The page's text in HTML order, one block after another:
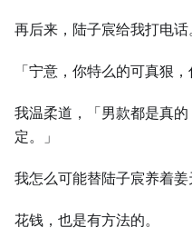
再后来，陆子宸给我打电话
「宁意，你特么的可真狠
我温柔道，「男款都是真
定。」
我怎么可能替陆子宸养着姜
花钱，也是有方法的。